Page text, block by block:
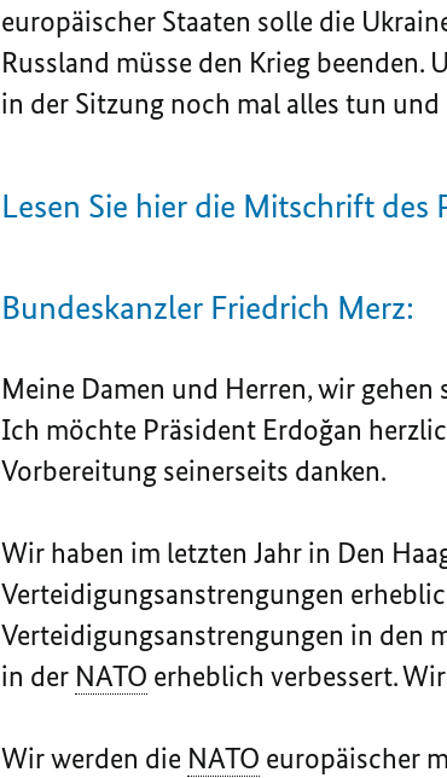
europäischer Staaten solle die
Russland müsse den Krieg beenden.
in der Sitzung noch mal alles tun
Lesen Sie hier die Mitschrift des
Bundeskanzler Friedrich Merz:
Meine Damen und Herren, wir
Ich möchte Präsident Erdoğan
Vorbereitung seinerseits danken.
Wir haben im letzten Jahr in Den
Verteidigungsanstrengungen
Verteidigungsanstrengungen in den
in der NATO erheblich verbessert.
Wir werden die NATO europäischer